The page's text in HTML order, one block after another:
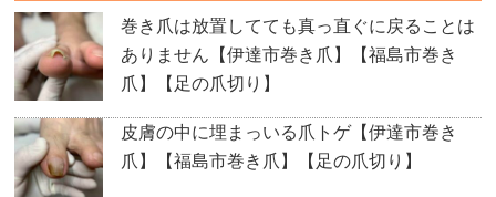
巻き爪は放置してても真っ直ぐに戻ることは
ありません【伊達市巻き爪】【福島市巻き
爪】【足の爪切り】
皮膚の中に埋まっいる爪トゲ【伊達市巻き
爪】【福島市巻き爪】【足の爪切り】